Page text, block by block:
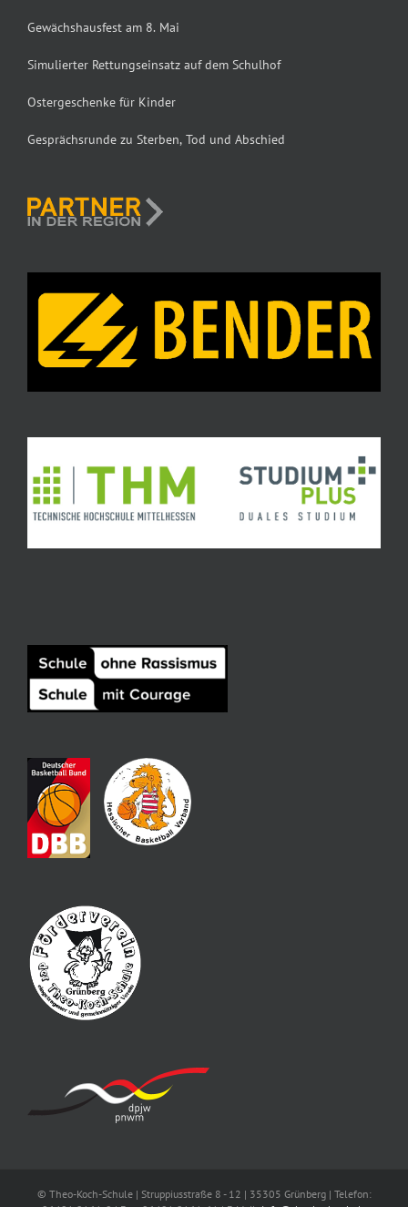
Gewächshausfest am 8. Mai
Simulierter Rettungseinsatz auf dem Schulhof
Ostergeschenke für Kinder
Gesprächsrunde zu Sterben, Tod und Abschied
© Theo-Koch-Schule | Struppiusstraße 8 - 12 | 35305 Grünberg | Telefon: